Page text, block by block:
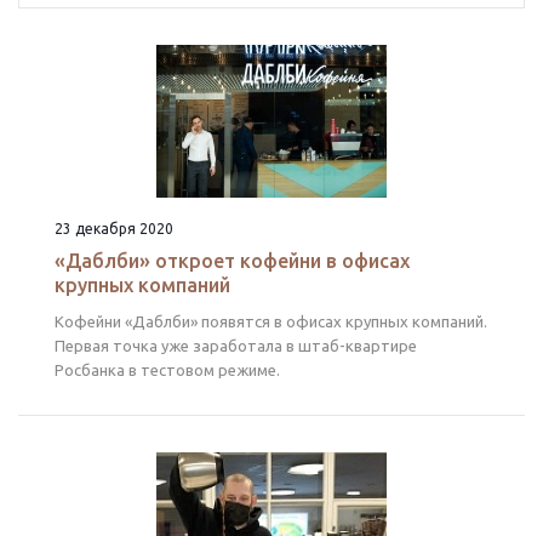
23 декабря 2020
«Даблби» откроет кофейни в офисах
крупных компаний
Кофейни «Даблби» появятся в офисах крупных компаний.
Первая точка уже заработала в штаб-квартире
Росбанка в тестовом режиме.